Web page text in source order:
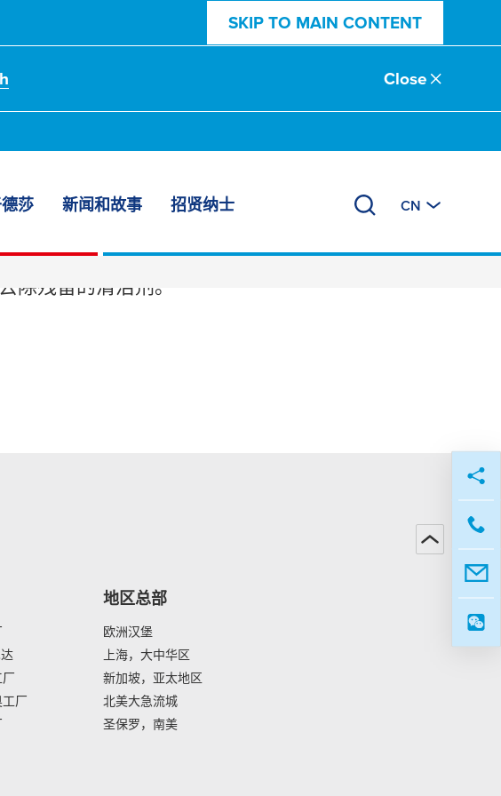
SKIP TO MAIN CONTENT
Close
莎 新闻和故事 招贤纳士 CN
除残留的清洁剂。
厂
地区总部
欧洲汉堡
上海，大中华区
新加坡，亚太地区
北美大急流城
圣保罗，南美